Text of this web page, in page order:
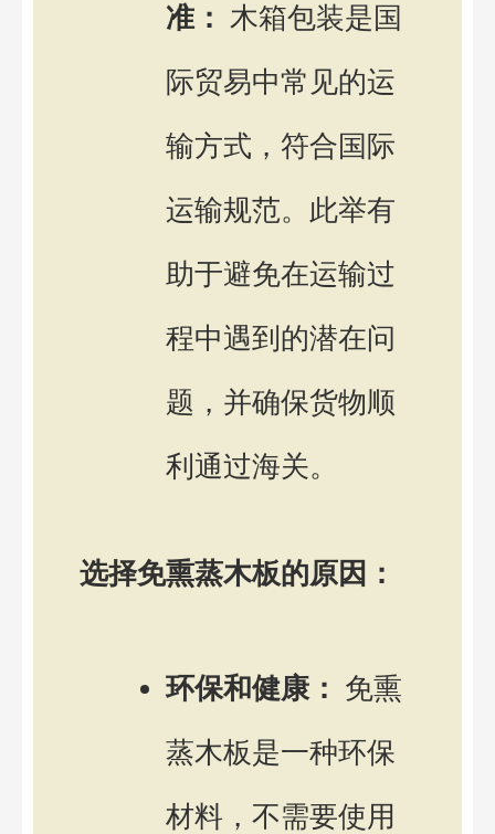
准： 木箱包装是国
际贸易中常见的运
输方式，符合国际
运输规范。此举有
助于避免在运输过
程中遇到的潜在问
题，并确保货物顺
利通过海关。
选择免熏蒸木板的原因：
环保和健康： 免熏
蒸木板是一种环保
材料，不需要使用